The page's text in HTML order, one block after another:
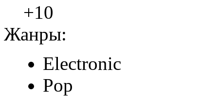
+10
Жанры:
Electronic
Pop